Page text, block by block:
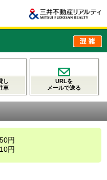
し
車
URLを
メールで送る
円
円